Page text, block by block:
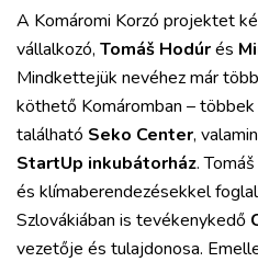
A Komáromi Korzó projektet
vállalkozó, Tomáš Hodúrés
Mindkettejük nevéhez már
köthető Komáromban –
található Seko Center,
StartUp inkubátorház.
és klímaberendezésekkel
Szlovákiában is tevékenykedő
vezetője és tulajdonosa.